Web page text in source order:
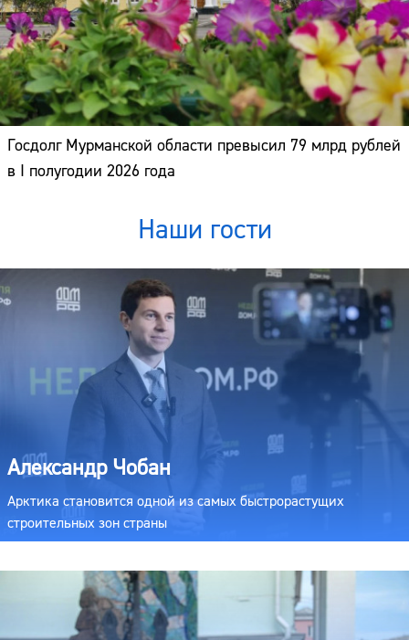
Госдолг Мурманской области превысил 79 млрд рублей
в I полугодии 2026 года
Наши гости
Александр Чобан
Арктика становится одной из самых быстрорастущих
строительных зон страны